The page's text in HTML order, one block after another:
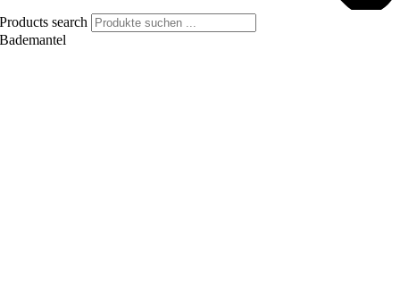
Products search
Bademantel